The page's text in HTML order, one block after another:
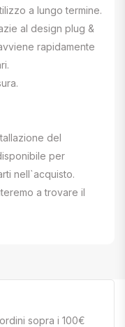
a lungo termine.
al design plug &
rapidamente
del
per
nell`acquisto.
a trovare il
sopra i 100€